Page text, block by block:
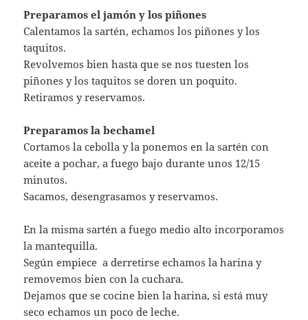
Preparamos el jamón y los piñones
Calentamos la sartén, echamos los piñones y los
taquitos.
Revolvemos bien hasta que se nos tuesten los
piñones y los taquitos se doren un poquito.
Retiramos y reservamos.
Preparamos la bechamel
Cortamos la cebolla y la ponemos en la sartén con
aceite a pochar, a fuego bajo durante unos 12/15
minutos.
Sacamos, desengrasamos y reservamos.
En la misma sartén a fuego medio alto incorporamos
la mantequilla.
Según empiece a derretirse echamos la harina y
removemos bien con la cuchara.
Dejamos que se cocine bien la harina, si está muy
seco echamos un poco de leche.